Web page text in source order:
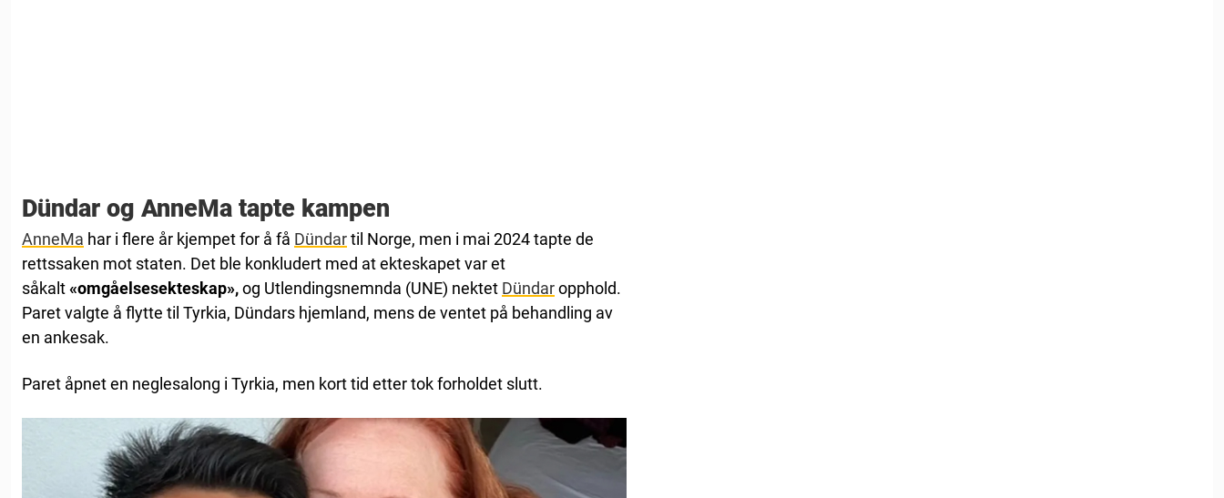
Dündar og AnneMa tapte kampen
AnneMa har i flere år kjempet for å få Dündartil Norge, men i mai 2024 tapte de
rettssaken mot staten. Det ble konkludert med at ekteskapet var et
såkalt«omgåelsesekteskap»,og Utlendingsnemnda (UNE) nektet Dündaropphold.
Paret valgte å flytte til Tyrkia, Dündars hjemland, mens de ventet på behandling av
en ankesak.
Paret åpnet en neglesalong i Tyrkia, men kort tid etter tok forholdet slutt.